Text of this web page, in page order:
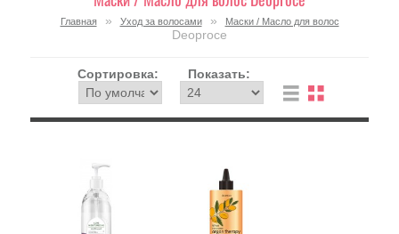
Главная » Уход за волосами » Маски / Масло для волос
Deoproce
Сортировка: Показать: